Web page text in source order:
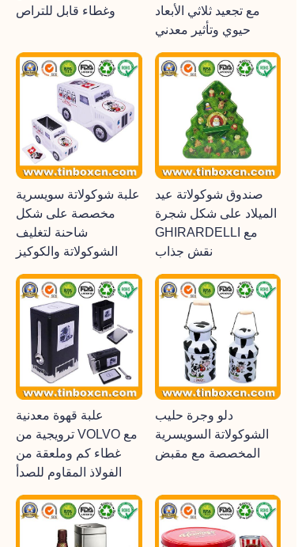
وغطاء قابل للتراص
مع تجعيد ثلاثي الأبعاد
حيوي وتأثير معدني
علبة شوكولاتة سويسرية
مخصصة على شكل
شاحنة لتغليف
الشوكولاتة والكوكيز
صندوق شوكولاتة عيد
الميلاد على شكل شجرة
GHIRARDELLI مع
نقش جذاب
علبة قهوة معدنية
ترويجية من VOLVO مع
غطاء كم وملعقة من
الفولاذ المقاوم للصدأ
دلو وجرة حليب
الشوكولاتة السويسرية
المخصصة مع مقبض